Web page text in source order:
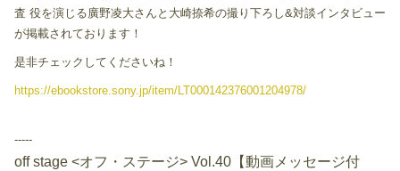
査 役を演じる廣野凌大さんと大崎捺希の撮り下ろし&対談インタビュー
が掲載されております！
是非チェックしてくださいね！
https://ebookstore.sony.jp/item/LT000142376001204978/
-----
off stage <オフ・ステージ> Vol.40【動画メッセージ付